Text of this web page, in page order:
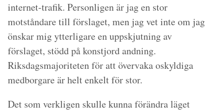
internet-trafik. Personligen är jag en stor
motståndare till förslaget, men jag vet inte om jag
önskar mig ytterligare en uppskjutning av
förslaget, stödd på konstjord andning.
Riksdagsmajoriteten för att övervaka oskyldiga
medborgare är helt enkelt för stor.
Det som verkligen skulle kunna förändra läget